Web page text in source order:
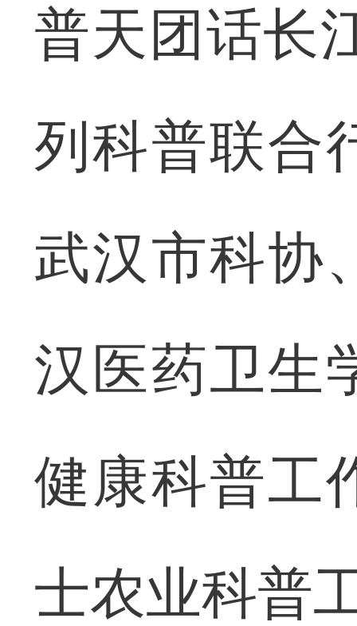
普天团话长
列科普联合
武汉市科协
汉医药卫生
健康科普工
士农业科普